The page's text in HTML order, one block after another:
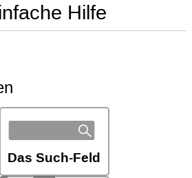
Hilfe
Das Such-Feld